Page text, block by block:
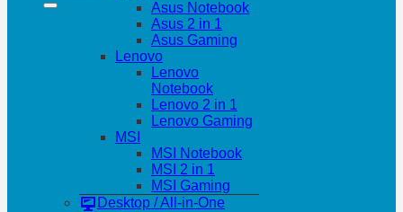
Asus Notebook
Asus 2 in 1
Asus Gaming
Lenovo
Lenovo
Notebook
Lenovo 2 in 1
Lenovo Gaming
MSI
MSI Notebook
MSI 2 in 1
MSI Gaming
Desktop / All-in-One